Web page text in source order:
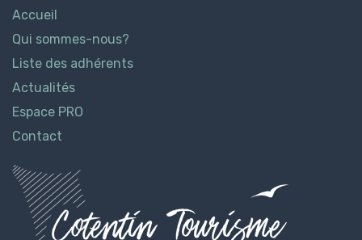
Accueil
Qui sommes-nous?
Liste des adhérents
Actualités
Espace PRO
Contact